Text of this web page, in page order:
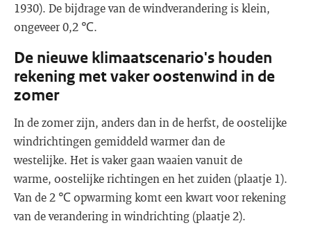
1930). De bijdrage van de windverandering is klein,
ongeveer 0,2 ℃.
De nieuwe klimaatscenario's houden
rekening met vaker oostenwind in de
zomer
In de zomer zijn, anders dan in de herfst, de oostelijke
windrichtingen gemiddeld warmer dan de
westelijke. Het is vaker gaan waaien vanuit de
warme, oostelijke richtingen en het zuiden (plaatje 1).
Van de 2 ℃ opwarming komt een kwart voor rekening
van de verandering in windrichting (plaatje 2).